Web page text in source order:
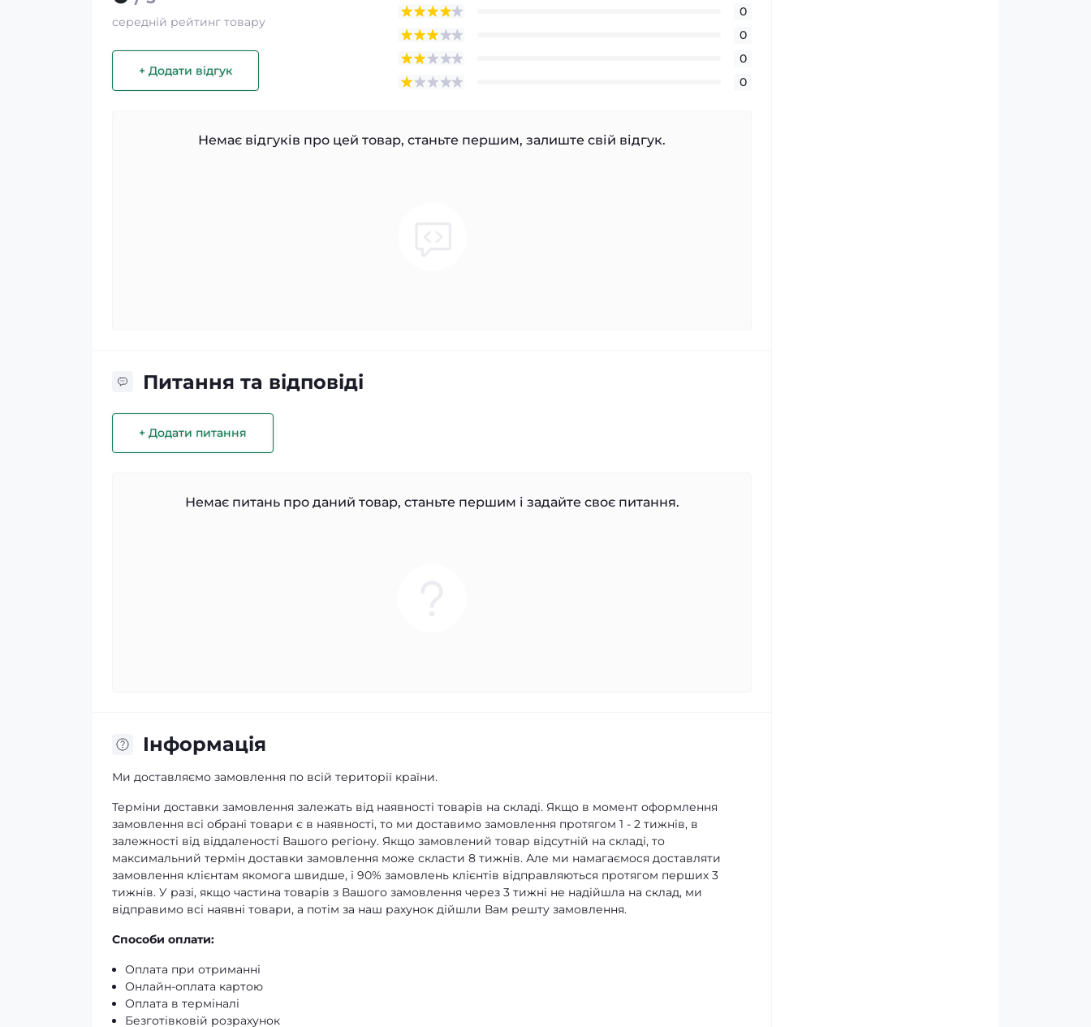
середній рейтинг товару
+ Додати відгук
0
0
0
0
Немає відгуків про цей товар, станьте першим, залиште свій відгук.
Питання та відповіді
+ Додати питання
Немає питань про даний товар, станьте першим і задайте своє питання.
Iнформація
Ми доставляємо замовлення по всій території країни.
Терміни доставки замовлення залежать від наявності товарів на складі. Якщо в момент оформлення
замовлення всі обрані товари є в наявності, то ми доставимо замовлення протягом 1 - 2 тижнів, в
залежності від віддаленості Вашого регіону. Якщо замовлений товар відсутній на складі, то
максимальний термін доставки замовлення може скласти 8 тижнів. Але ми намагаємося доставляти
замовлення клієнтам якомога швидше, і 90% замовлень клієнтів відправляються протягом перших 3
тижнів. У разі, якщо частина товарів з Вашого замовлення через 3 тижні не надійшла на склад, ми
відправимо всі наявні товари, а потім за наш рахунок дійшли Вам решту замовлення.
Способи оплати:
Оплата при отриманні
Онлайн-оплата картою
Оплата в терміналі
Безготівковій розрахунок